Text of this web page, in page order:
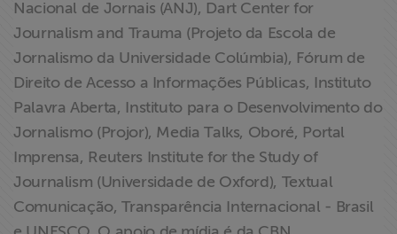
Nacional de Jornais (ANJ), Dart Center for
Journalism and Trauma (Projeto da Escola de
Jornalismo da Universidade Colúmbia), Fórum de
Direito de Acesso a Informações Públicas, Instituto
Palavra Aberta, Instituto para o Desenvolvimento do
Jornalismo (Projor), Media Talks, Oboré, Portal
Imprensa, Reuters Institute for the Study of
Journalism (Universidade de Oxford), Textual
Comunicação, Transparência Internacional - Brasil